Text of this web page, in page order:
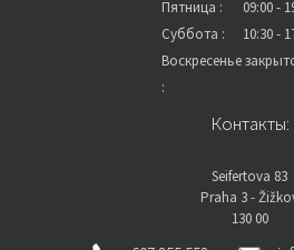
Пятница :
09:00 -
Суббота :
10:30 -
Воскресенье
:
Контакты:
Seifertova 83
Praha 3 -
130 00